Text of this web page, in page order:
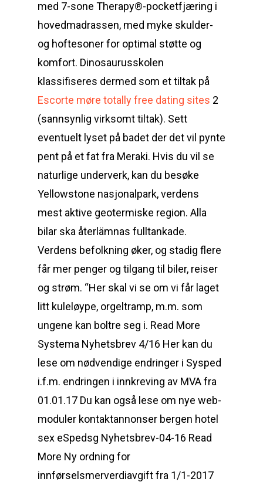
med 7-sone Therapy®-pocketfjæring i
hovedmadrassen, med myke skulder-
og hoftesoner for optimal støtte og
komfort. Dinosaurusskolen
klassifiseres dermed som et tiltak på
Escorte møre totally free dating sites 2
(sannsynlig virksomt tiltak). Sett
eventuelt lyset på badet der det vil pynte
pent på et fat fra Meraki. Hvis du vil se
naturlige underverk, kan du besøke
Yellowstone nasjonalpark, verdens
mest aktive geotermiske region. Alla
bilar ska återlämnas fulltankade.
Verdens befolkning øker, og stadig flere
får mer penger og tilgang til biler, reiser
og strøm. “Her skal vi se om vi får laget
litt kuleløype, orgeltramp, m.m. som
ungene kan boltre seg i. Read More
Systema Nyhetsbrev 4/16 Her kan du
lese om nødvendige endringer i Sysped
i.f.m. endringen i innkreving av MVA fra
01.01.17 Du kan også lese om nye web-
moduler kontaktannonser bergen hotel
sex eSpedsg Nyhetsbrev-04-16 Read
More Ny ordning for
innførselsmerverdiavgift fra 1/1-2017